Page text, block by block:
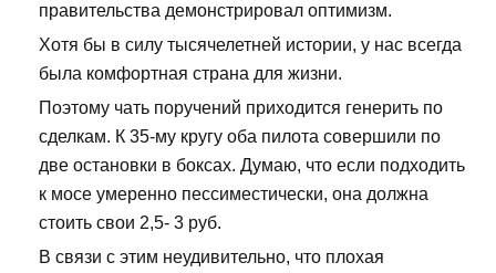
правительства демонстрировал оптимизм.
Хотя бы в силу тысячелетней истории, у нас всегда
была комфортная страна для жизни.
Поэтому чать поручений приходится генерить по
сделкам. К 35-му кругу оба пилота совершили по
две остановки в боксах. Думаю, что если подходить
к мосе умеренно пессиместически, она должна
стоить свои 2,5- 3 руб.
В связи с этим неудивительно, что плохая